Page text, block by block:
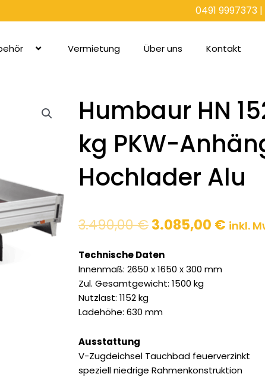
0491 9997373 |
Vermietung Über uns Kontakt
Humbaur HN
kg PKW-
Hochlader Alu
3.490,00€Ursprünglicher
war:
3.490,00 €
3.085,00 € inkl.
Technische Daten
Innenmaß: 2650 x 1650 x 300 mm
Zul. Gesamtgewicht: 1500 kg
Nutzlast: 1152 kg
Ladehöhe: 630 mm
Ausstattung
V-Zugdeichsel Tauchbad feuerverzinkt
speziell niedrige Rahmenkonstruktion